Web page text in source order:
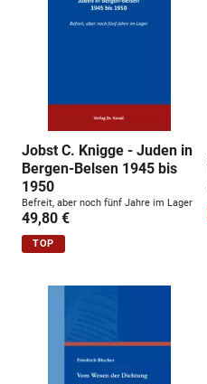
Jobst C. Knigge - Juden in
Bergen-Belsen 1945 bis
1950
Befreit, aber noch fünf Jahre im Lager
49,80 €
TOP